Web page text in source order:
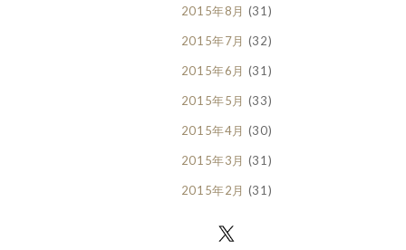
2015年8月 (31)
2015年7月 (32)
2015年6月 (31)
2015年5月 (33)
2015年4月 (30)
2015年3月 (31)
2015年2月 (31)